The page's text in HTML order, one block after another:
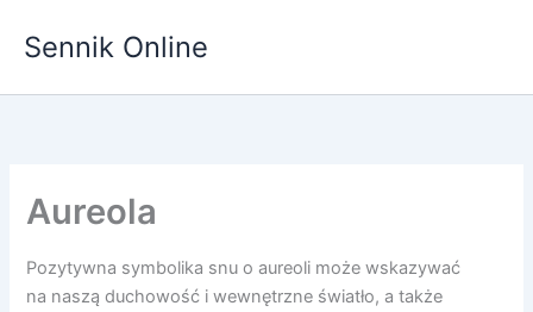
Sennik Online
Aureola
Pozytywna symbolika snu o aureoli może wskazywać
na naszą duchowość i wewnętrzne światło, a także